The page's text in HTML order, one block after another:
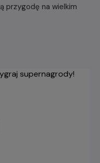
przygodę na wielkim